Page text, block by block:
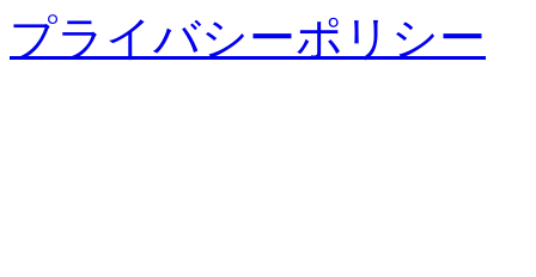
プライバシーポリシー